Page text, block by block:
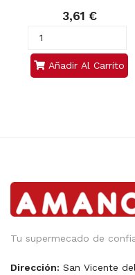
3,61 €
Añadir Al Carrito
Tu supermecado de
Dirección: San Vicente